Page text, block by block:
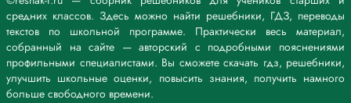
средних классов. Здесь можно найти решебники, ГДЗ, переводы
текстов по школьной программе. Практически весь материал,
собранный на сайте — авторский с подробными пояснениями
профильными специалистами. Вы сможете скачать гдз, решебники,
улучшить школьные оценки, повысить знания, получить намного
больше свободного времени.